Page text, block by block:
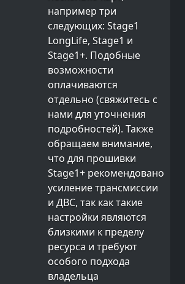
например три
следующих: Stage1
LongLife, Stage1 и
Stage1+. Подобные
возможности
оплачиваются
отдельно (свяжитесь с
нами для уточнения
подробностей). Также
обращаем внимание,
что для прошивки
Stage1+ рекомендовано
усиление трансмиссии
и ДВС, так как такие
настройки являются
близкими к пределу
ресурса и требуют
особого подхода
владельца